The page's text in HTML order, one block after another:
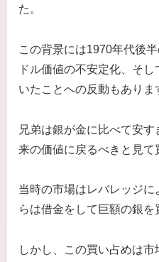
た。
この背景には1970年代後
ドル価値の不安定化、そ
いたことへの反動もありま
兄弟は銀が金に比べて安
来の価値に戻るべきと見て
当時の市場はレバレッジ
らは借金をして巨額の銀を
しかし、この買い占めは